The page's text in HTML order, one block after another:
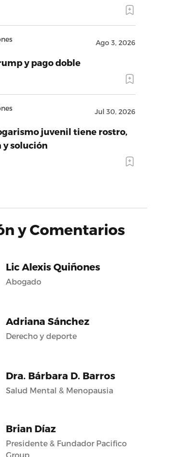
Ago 3, 2026
y pago doble
Jul 30, 2026
juvenil tiene rostro,
y solución
y Comentarios
Lic Alexis Quiñones
Abogado
Adriana Sánchez
Derecho y deporte
Dra. Bárbara D. Barros
Salud Mental & Menopausia
Brian Díaz
Presidente & Fundador Pacifico
Group